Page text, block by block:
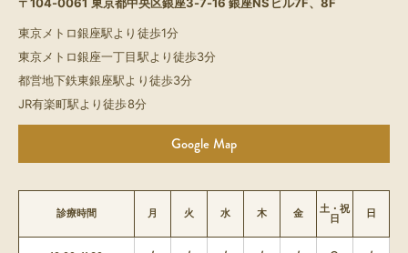
〒104-0061 東京都中央区銀座3-7-16 銀座NSビル7F、8F
東京メトロ銀座駅より徒歩1分
東京メトロ銀座一丁目駅より徒歩3分
都営地下鉄東銀座駅より徒歩3分
JR有楽町駅より徒歩8分
Google Map
診療時間 月 火 水 木 金 土・祝
日 日